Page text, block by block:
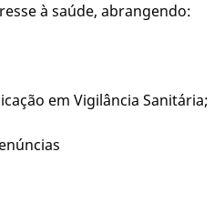
à saúde, abrangendo:
em Vigilância Sanitária;